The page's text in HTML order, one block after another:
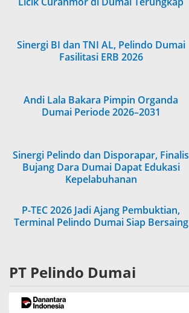
Sinergi BI dan TNI AL, Pelindo Dumai
Fasilitasi ERB 2026
Andi Lala Bakara Pimpin Organda
Dumai Periode 2026–2031
Sinergi Pelindo dan Disporapar, Finalis
Bujang Dara Dumai Dapat Edukasi
Kepelabuhanan
P-TEC 2026 Jadi Ajang Pembuktian,
Terminal Pelindo Dumai Siap Bersaing
PT Pelindo Dumai